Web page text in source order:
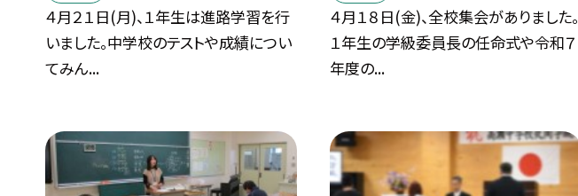
４月２１日(月)、１年生は進路学習を行
いました。中学校のテストや成績につい
てみん...
４月１８日(金)、全校集会がありました。
１年生の学級委員長の任命式や令和７
年度の...